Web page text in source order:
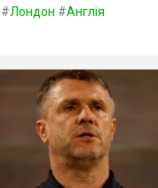
#Лондон #Англія